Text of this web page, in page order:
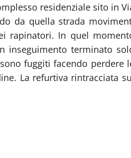
residenziale sito in
da quella strada
rapinatori. In quel
inseguimento terminato
fuggiti facendo perdere
La refurtiva rintracciata